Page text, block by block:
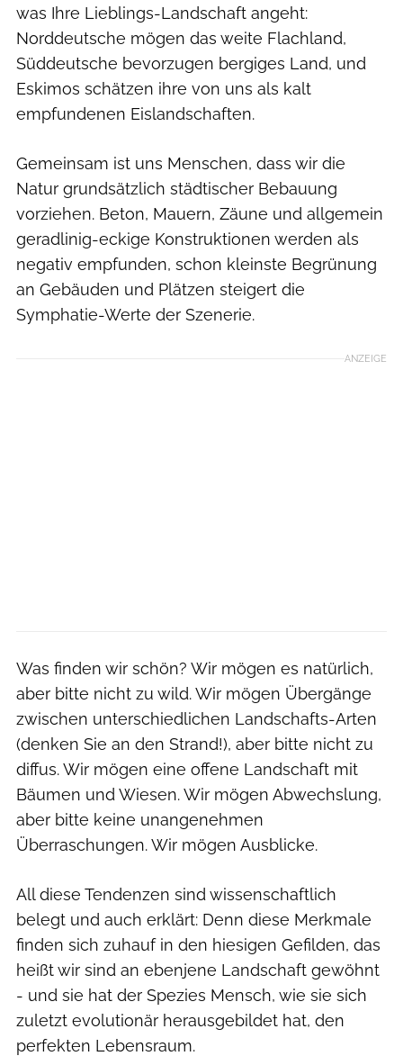
was Ihre Lieblings-Landschaft angeht:
Norddeutsche mögen das weite Flachland,
Süddeutsche bevorzugen bergiges Land, und
Eskimos schätzen ihre von uns als kalt
empfundenen Eislandschaften.
Gemeinsam ist uns Menschen, dass wir die
Natur grundsätzlich städtischer Bebauung
vorziehen. Beton, Mauern, Zäune und allgemein
geradlinig-eckige Konstruktionen werden als
negativ empfunden, schon kleinste Begrünung
an Gebäuden und Plätzen steigert die
Symphatie-Werte der Szenerie.
ANZEIGE
Was finden wir schön? Wir mögen es natürlich,
aber bitte nicht zu wild. Wir mögen Übergänge
zwischen unterschiedlichen Landschafts-Arten
(denken Sie an den Strand!), aber bitte nicht zu
diffus. Wir mögen eine offene Landschaft mit
Bäumen und Wiesen. Wir mögen Abwechslung,
aber bitte keine unangenehmen
Überraschungen. Wir mögen Ausblicke.
All diese Tendenzen sind wissenschaftlich
belegt und auch erklärt: Denn diese Merkmale
finden sich zuhauf in den hiesigen Gefilden, das
heißt wir sind an ebenjene Landschaft gewöhnt
- und sie hat der Spezies Mensch, wie sie sich
zuletzt evolutionär herausgebildet hat, den
perfekten Lebensraum.